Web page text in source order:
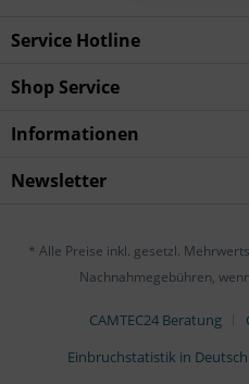
Service Hotline
Shop Service
Informationen
Newsletter
* Alle Preise inkl. gesetzl.
Nachnahmegebühren,
CAMTEC24 Beratung
Einbruchstatistik in